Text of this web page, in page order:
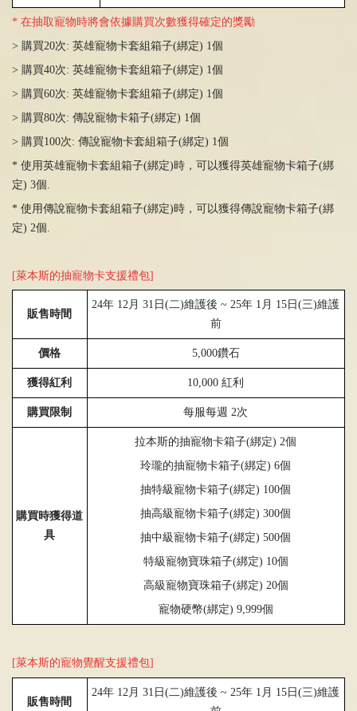
* 在抽取寵物時將會依據購買次數獲得確定的獎勵
> 購買20次: 英雄寵物卡套組箱子(綁定) 1個
> 購買40次: 英雄寵物卡套組箱子(綁定) 1個
> 購買60次: 英雄寵物卡套組箱子(綁定) 1個
> 購買80次: 傳說寵物卡箱子(綁定) 1個
> 購買100次: 傳說寵物卡套組箱子(綁定) 1個
* 使用英雄寵物卡套組箱子(綁定)時，可以獲得英雄寵物卡箱子(綁
定) 3個.
* 使用傳說寵物卡套組箱子(綁定)時，可以獲得傳說寵物卡箱子(綁
定) 2個.
[萊本斯的抽寵物卡支援禮包]
販售時間
24年 12月31 日(二)維護後 ~25年 1月 15 日(三)維護
前
價格 5,000鑽石
獲得紅利 10,000紅利
購買限制 每服每週2次
購買時獲得道
具
拉本斯的抽寵物卡箱子(綁定) 2個
玲瓏的抽寵物卡箱子(綁定) 6個
抽特級寵物卡箱子(綁定) 100個
抽高級寵物卡箱子(綁定) 300個
抽中級寵物卡箱子(綁定) 500個
特級寵物寶珠箱子(綁定) 10個
高級寵物寶珠箱子(綁定) 20個
寵物硬幣(綁定) 9,999個
[萊本斯的寵物覺醒支援禮包]
販售時間
24年 12月31 日(二)維護後 ~25年 1月 15 日(三)維護